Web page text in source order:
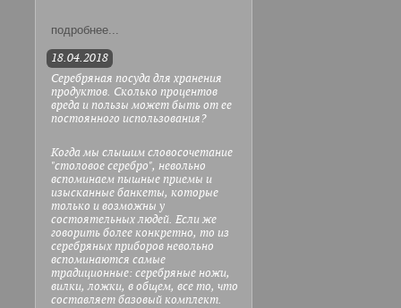
подробнее...
18.04.2018
Серебряная посуда для хранения
продуктов. Сколько процентов
вреда и пользы может быть от ее
постоянного использования?
Когда мы слышим словосочетание
"столовое серебро", невольно
вспоминаем пышные приемы и
изысканные банкеты, которые
только и возможны у
состоятельных людей. Если же
говорить более конкретно, то из
серебряных приборов невольно
вспоминаются самые
традиционные: серебряные ножи,
вилки, ложки, в общем, все то, что
составляет базовый комплект.